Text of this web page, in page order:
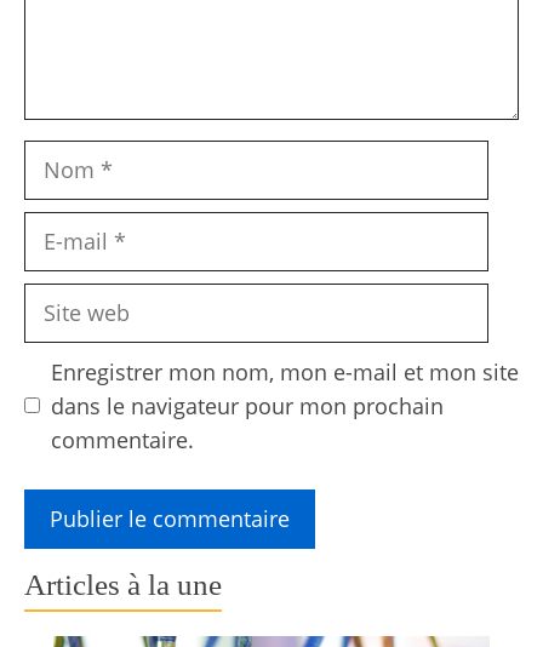
Nom
Site
Enregistrer mon nom, mon e-mail et mon site
dans le navigateur pour mon prochain
commentaire.
Articles à la une